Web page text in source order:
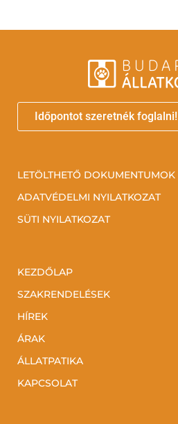
Időpontot szeretnék foglalni!
LETÖLTHETŐ DOKUMENTUMOK
ADATVÉDELMI NYILATKOZAT
SÜTI NYILATKOZAT
KEZDŐLAP
SZAKRENDELÉSEK
HÍREK
ÁRAK
ÁLLATPATIKA
KAPCSOLAT